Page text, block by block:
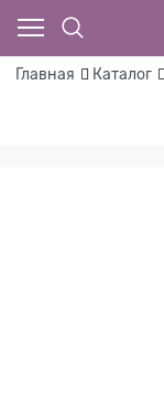
Главная Каталог